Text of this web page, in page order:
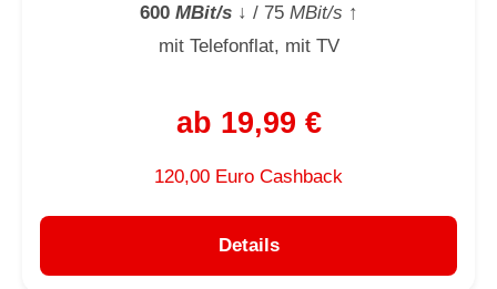
600MBit/s↓ / 75MBit/s ↑
mit Telefonflat, mit TV
ab 19,99 €
120,00 Euro Cashback
Details